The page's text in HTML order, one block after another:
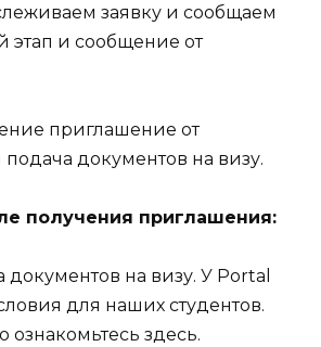
заявку и сообщаем
этап и сообщение от
приглашение от
документов на визу.
получения приглашения:
документов на визу. У Portal
для наших студентов.
ознакомьтесь здесь.